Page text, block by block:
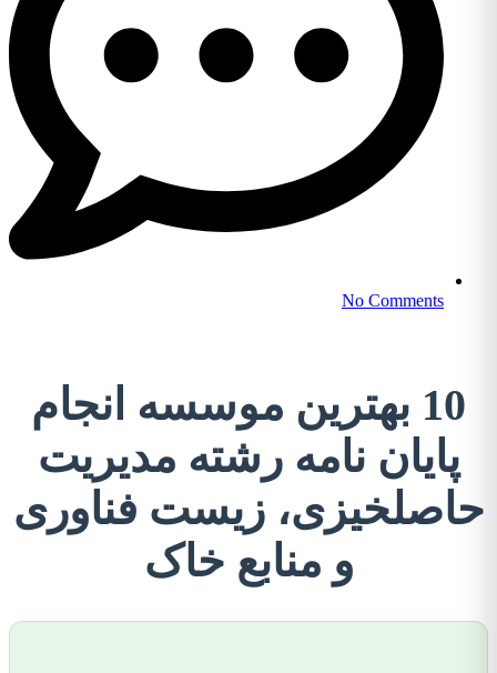
No Comments
10 بهترین موسسه انجام
پایان نامه رشته مدیریت
حاصلخیزی، زیست فناوری
و منابع خاک